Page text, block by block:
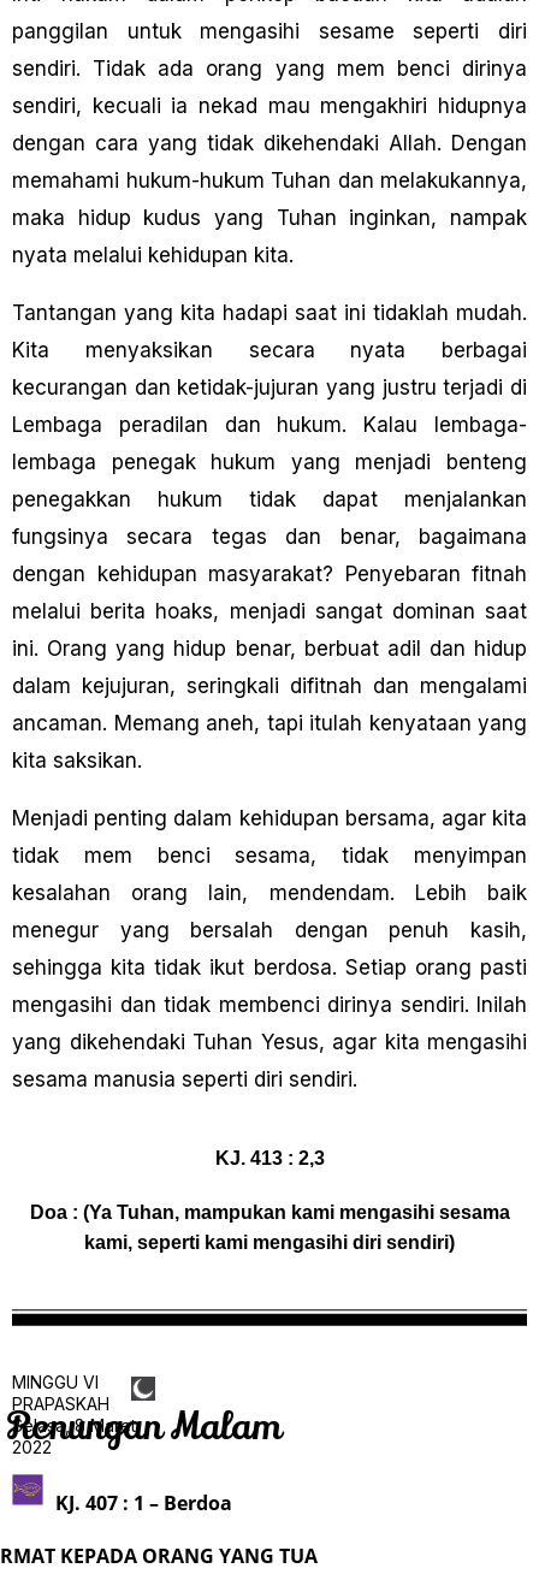
panggilan untuk mengasihi sesame seperti diri
sendiri. Tidak ada orang yang mem benci dirinya
sendiri, kecuali ia nekad mau mengakhiri hidupnya
dengan cara yang tidak dikehendaki Allah. Dengan
memahami hukum-hukum Tuhan dan melakukannya,
maka hidup kudus yang Tuhan inginkan, nampak
nyata melalui kehidupan kita.
Tantangan yang kita hadapi saat ini tidaklah mudah.
Kita menyaksikan secara nyata berbagai
kecurangan dan ketidak-jujuran yang justru terjadi di
Lembaga peradilan dan hukum. Kalau lembaga-
lembaga penegak hukum yang menjadi benteng
penegakkan hukum tidak dapat menjalankan
fungsinya secara tegas dan benar, bagaimana
dengan kehidupan masyarakat? Penyebaran fitnah
melalui berita hoaks, menjadi sangat dominan saat
ini. Orang yang hidup benar, berbuat adil dan hidup
dalam kejujuran, seringkali difitnah dan mengalami
ancaman. Memang aneh, tapi itulah kenyataan yang
kita saksikan.
Menjadi penting dalam kehidupan bersama, agar kita
tidak mem benci sesama, tidak menyimpan
kesalahan orang lain, mendendam. Lebih baik
menegur yang bersalah dengan penuh kasih,
sehingga kita tidak ikut berdosa. Setiap orang pasti
mengasihi dan tidak membenci dirinya sendiri. Inilah
yang dikehendaki Tuhan Yesus, agar kita mengasihi
sesama manusia seperti diri sendiri.
KJ. 413 : 2,3
Doa : (Ya Tuhan, mampukan kami mengasihi sesama
kami, seperti kami mengasihi diri sendiri)
MINGGU VI
PRAPASKAH
Selasa, 8 Maret
2022
Renungan Malam
KJ. 407 : 1 – Berdoa
KEPADA ORANG YANG TUA